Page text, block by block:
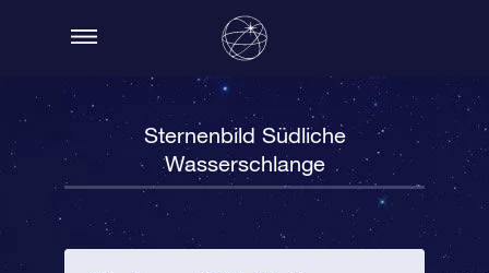
Sternenbild Südliche
Wasserschlange